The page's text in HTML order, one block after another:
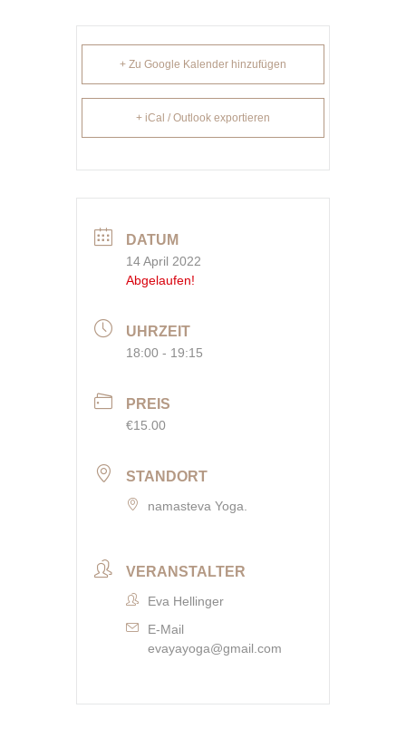
+ Zu Google Kalender hinzufügen
+ iCal / Outlook exportieren
DATUM
14 April 2022
Abgelaufen!
UHRZEIT
18:00 - 19:15
PREIS
€15.00
STANDORT
namasteva Yoga.
VERANSTALTER
Eva Hellinger
E-Mail
evayayoga@gmail.com